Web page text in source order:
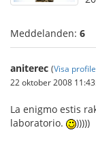
Meddelanden: 6
aniterec (Visa
22 oktober 2008
La enigmo estis
laboratorio.
)))))